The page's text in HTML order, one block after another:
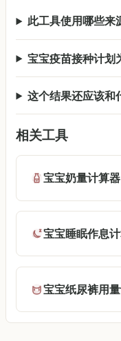
此工具使用哪些来
宝宝疫苗接种计划
这个结果还应该和
相关工具
宝宝奶量计算器
宝宝睡眠作息
宝宝纸尿裤用